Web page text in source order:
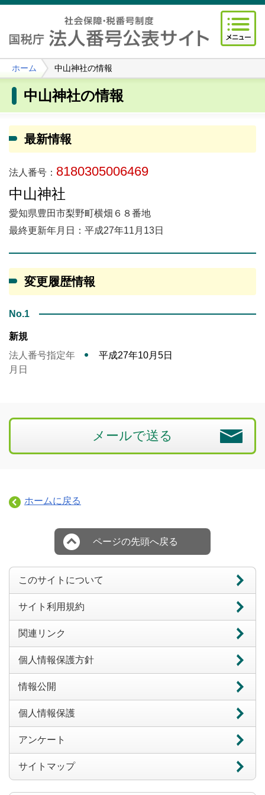
ホーム 中山神社の情報
中山神社の情報
最新情報
法人番号： 8180305006469
中山神社
愛知県豊田市梨野町横畑６８番地
最終更新年月日：平成27年11月13日
変更履歴情報
No.1
新規
法人番号指定年
月日
平成27年10月5日
メールで送る
ホームに戻る
ページの先頭へ戻る
このサイトについて
サイト利用規約
関連リンク
個人情報保護方針
情報公開
個人情報保護
アンケート
サイトマップ